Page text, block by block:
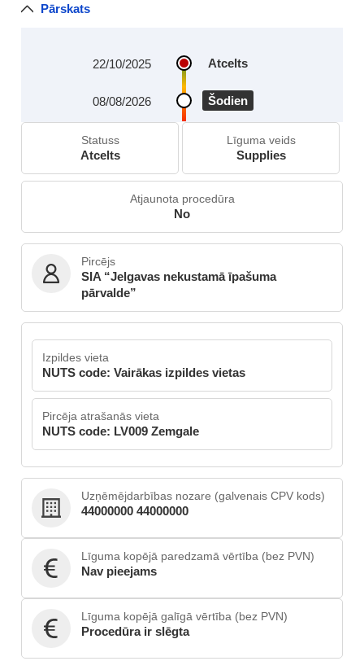
Pārskats
Atcelts
22/10/2025
Šodien
08/08/2026
Statuss
Atcelts
Līguma veids
Supplies
Atjaunota procedūra
No
Pircējs
SIA “Jelgavas nekustamā īpašuma
pārvalde”
Izpildes vieta
NUTS code: Vairākas izpildes vietas
Pircēja atrašanās vieta
NUTS code: LV009 Zemgale
Uzņēmējdarbības nozare (galvenais CPV kods)
44000000 44000000
Līguma kopējā paredzamā vērtība (bez PVN)
Nav pieejams
Līguma kopējā galīgā vērtība (bez PVN)
Procedūra ir slēgta